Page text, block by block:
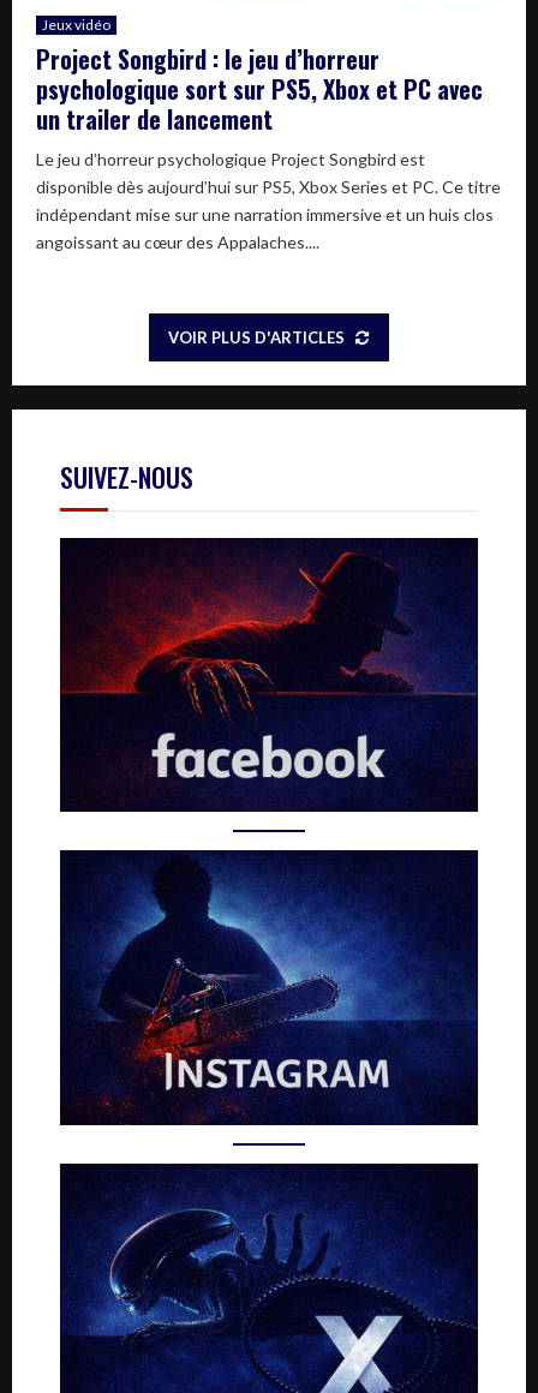
Jeux vidéo
Project Songbird : le jeu d’horreur
psychologique sort sur PS5, Xbox et PC avec
un trailer de lancement
Le jeu d’horreur psychologique Project Songbird est
disponible dès aujourd’hui sur PS5, Xbox Series et PC. Ce titre
indépendant mise sur une narration immersive et un huis clos
angoissant au cœur des Appalaches....
VOIR PLUS D'ARTICLES
SUIVEZ-NOUS